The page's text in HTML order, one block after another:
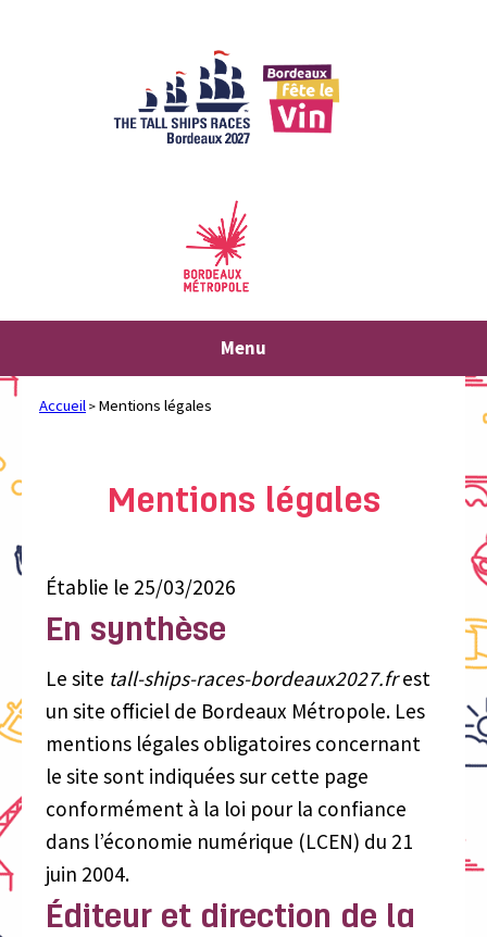
Menu
Accueil > Mentions légales
Mentions légales
Établie le 25/03/2026
En synthèse
Le site tall-ships-races-bordeaux2027.frest
un site officiel de Bordeaux Métropole. Les
mentions légales obligatoires concernant
le site sont indiquées sur cette page
conformément à la loi pour la confiance
dans l’économie numérique (LCEN) du 21
juin 2004.
Éditeur et direction de la